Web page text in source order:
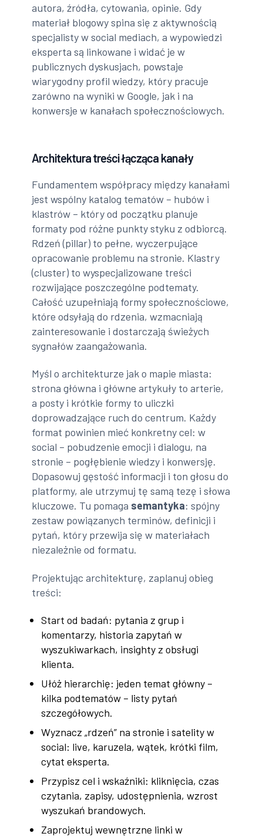
autora, źródła, cytowania, opinie. Gdy
materiał blogowy spina się z aktywnością
specjalisty w social mediach, a wypowiedzi
eksperta są linkowane i widać je w
publicznych dyskusjach, powstaje
wiarygodny profil wiedzy, który pracuje
zarówno na wyniki w Google, jak i na
konwersje w kanałach społecznościowych.
Architektura treści łącząca kanały
Fundamentem współpracy między kanałami
jest wspólny katalog tematów – hubów i
klastrów – który od początku planuje
formaty pod różne punkty styku z odbiorcą.
Rdzeń (pillar) to pełne, wyczerpujące
opracowanie problemu na stronie. Klastry
(cluster) to wyspecjalizowane treści
rozwijające poszczególne podtematy.
Całość uzupełniają formy społecznościowe,
które odsyłają do rdzenia, wzmacniają
zainteresowanie i dostarczają świeżych
sygnałów zaangażowania.
Myśl o architekturze jak o mapie miasta:
strona główna i główne artykuły to arterie,
a posty i krótkie formy to uliczki
doprowadzające ruch do centrum. Każdy
format powinien mieć konkretny cel: w
social – pobudzenie emocji i dialogu, na
stronie – pogłębienie wiedzy i konwersję.
Dopasowuj gęstość informacji i ton głosu do
platformy, ale utrzymuj tę samą tezę i słowa
kluczowe. Tu pomaga semantyka: spójny
zestaw powiązanych terminów, definicji i
pytań, który przewija się w materiałach
niezależnie od formatu.
Projektując architekturę, zaplanuj obieg
treści:
Start od badań: pytania z grup i
komentarzy, historia zapytań w
wyszukiwarkach, insighty z obsługi
klienta.
Ułóż hierarchię: jeden temat główny –
kilka podtematów – listy pytań
szczegółowych.
Wyznacz „rdzeń” na stronie i satelity w
social: live, karuzela, wątek, krótki film,
cytat eksperta.
Przypisz cel i wskaźniki: kliknięcia, czas
czytania, zapisy, udostępnienia, wzrost
wyszukań brandowych.
Zaprojektuj wewnętrzne linki w